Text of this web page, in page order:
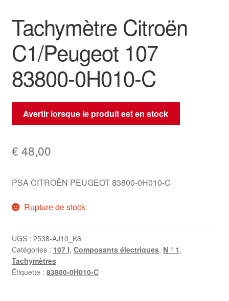
Tachymètre Citroën
C1/Peugeot 107
83800-0H010-C
Avertir lorsque le produit est en stock
€ 48,00
PSA CITROËN PEUGEOT 83800-0H010-C
Rupture de stock
UGS : 2538-AJ10_K6
Catégories : 107 I, Composants électriques, N ° 1,
Tachymètres
Étiquette : 83800-0H010-C